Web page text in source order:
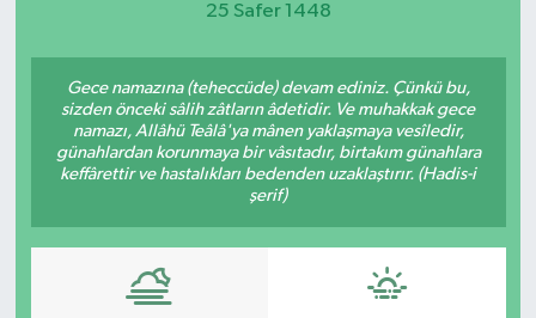
25 Safer 1448
Gece namazına (teheccüde) devam ediniz. Çünkü bu,
sizden önceki sâlih zâtların âdetidir. Ve muhakkak gece
namazı, Allâhü Teâlâ'ya mânen yaklaşmaya vesîledir,
günahlardan korunmaya bir vâsıtadır, birtakım günahlara
keffârettir ve hastalıkları bedenden uzaklaştırır. (Hadis-i
şerif)
Resmi Reklam
Röportajlar